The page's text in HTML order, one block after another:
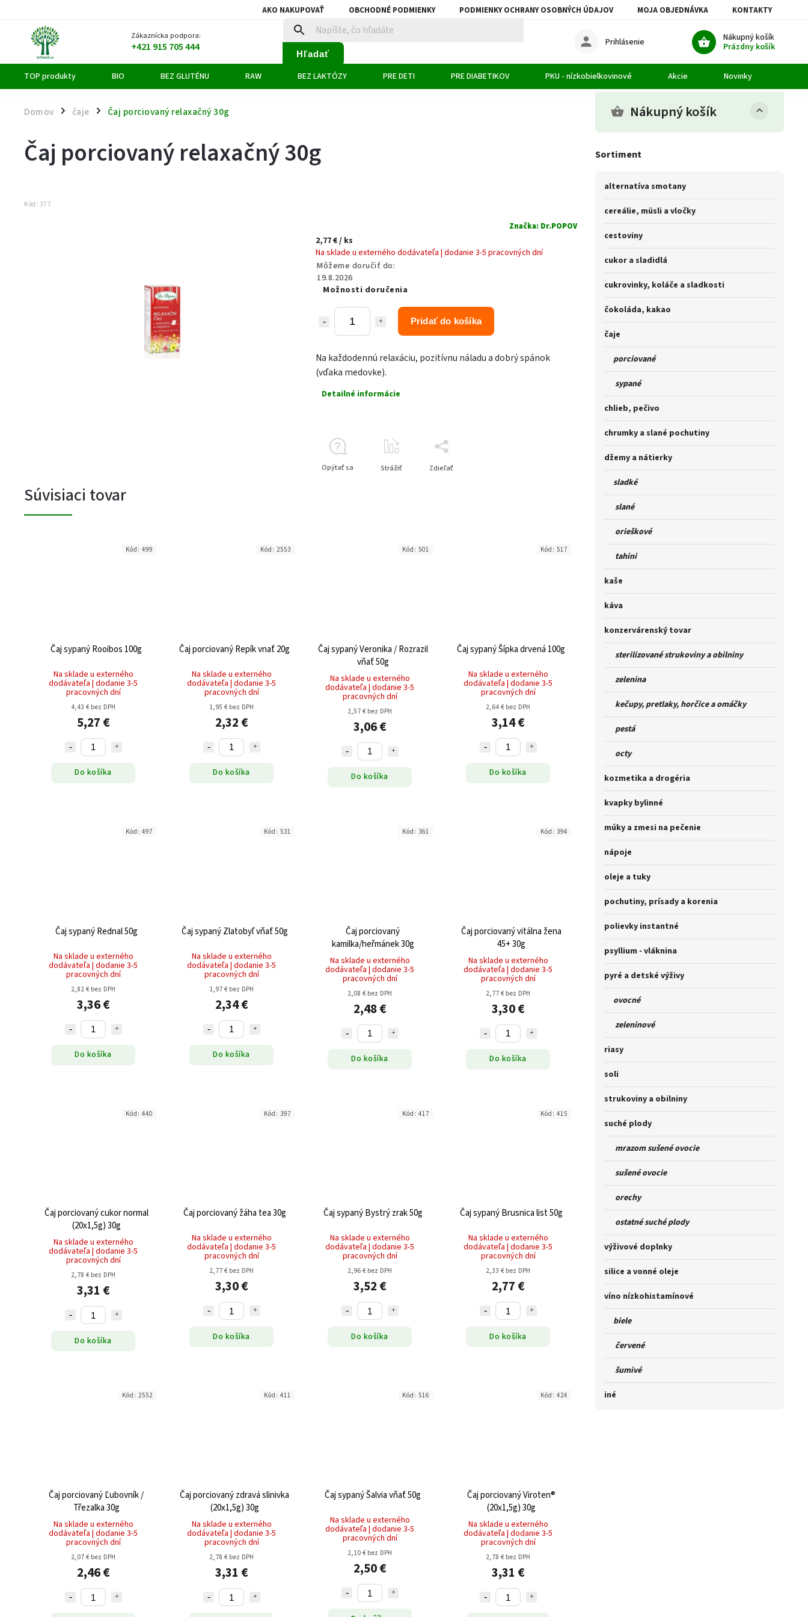
AKO NAKUPOVAŤ OBCHODNÉ PODMIENKY PODMIENKY OCHRANY OSOBNÝCH ÚDAJOV MOJA OBJEDNÁVKA KONTAKTY
Zákaznícka podpora:
+421 915 705 444 Hľadať
Nákupný košík
Prázdny košík
Prihlásenie
TOP produkty BIO BEZ GLUTÉNU RAW BEZ LAKTÓZY PRE DETI PRE DIABETIKOV PKU - nízkobielkovinové Akcie Novinky
Domov / čaje / Čaj porciovaný relaxačný 30g Nákupný košík
Sortiment
alternatíva smotany
cereálie, müsli a vločky
cestoviny
cukor a sladidlá
cukrovinky, koláče a sladkosti
čokoláda, kakao
čaje
porciované
sypané
chlieb, pečivo
chrumky a slané pochutiny
džemy a nátierky
sladké
slané
orieškové
tahini
kaše
káva
konzervárenský tovar
sterilizované strukoviny a obilniny
zelenina
kečupy, pretlaky, horčice a omáčky
pestá
octy
kozmetika a drogéria
kvapky bylinné
múky a zmesi na pečenie
nápoje
oleje a tuky
pochutiny, prísady a korenia
polievky instantné
psyllium - vláknina
pyré a detské výživy
ovocné
zeleninové
riasy
soli
strukoviny a obilniny
suché plody
mrazom sušené ovocie
sušené ovocie
orechy
ostatné suché plody
výživové doplnky
silice a vonné oleje
víno nízkohistamínové
biele
červené
šumivé
iné
Čaj porciovaný relaxačný 30g
Kód: 377
Značka: Dr.POPOV
2,77 €/ ks
Na sklade u externého dodávateľa | dodanie 3-5 pracovných dní
Môžeme doručiť do:
19.8.2026
Možnosti doručenia
Pridať do košíka
Na každodennú relaxáciu, pozitívnu náladu a dobrý spánok
(vďaka medovke).
Detailné informácie
Opýtať sa Strážiť Zdieľať
Súvisiaci tovar
Čaj sypaný Rooibos 100g
Na sklade u externého
dodávateľa | dodanie 3-5
pracovných dní
4,43 € bez DPH
5,27 €
Do košíka
Kód: 499
Čaj porciovaný Repík vnať 20g
Na sklade u externého
dodávateľa | dodanie 3-5
pracovných dní
1,95 € bez DPH
2,32 €
Do košíka
Kód: 2553
Čaj sypaný Veronika / Rozrazil
vňať 50g
Na sklade u externého
dodávateľa | dodanie 3-5
pracovných dní
2,57 € bez DPH
3,06 €
Do košíka
Kód: 501
Čaj sypaný Šípka drvená 100g
Na sklade u externého
dodávateľa | dodanie 3-5
pracovných dní
2,64 € bez DPH
3,14 €
Do košíka
Kód: 517
Čaj sypaný Rednal 50g
Na sklade u externého
dodávateľa | dodanie 3-5
pracovných dní
2,82 € bez DPH
3,36 €
Do košíka
Kód: 497
Čaj sypaný Zlatobyľ vňať 50g
Na sklade u externého
dodávateľa | dodanie 3-5
pracovných dní
1,97 € bez DPH
2,34 €
Do košíka
Kód: 531
Čaj porciovaný
kamilka/heřmánek 30g
Na sklade u externého
dodávateľa | dodanie 3-5
pracovných dní
2,08 € bez DPH
2,48 €
Do košíka
Kód: 361
Čaj porciovaný vitálna žena
45+ 30g
Na sklade u externého
dodávateľa | dodanie 3-5
pracovných dní
2,77 € bez DPH
3,30 €
Do košíka
Kód: 394
Čaj porciovaný cukor normal
(20x1,5g) 30g
Na sklade u externého
dodávateľa | dodanie 3-5
pracovných dní
2,78 € bez DPH
3,31 €
Do košíka
Kód: 440
Čaj porciovaný žáha tea 30g
Na sklade u externého
dodávateľa | dodanie 3-5
pracovných dní
2,77 € bez DPH
3,30 €
Do košíka
Kód: 397
Čaj sypaný Bystrý zrak 50g
Na sklade u externého
dodávateľa | dodanie 3-5
pracovných dní
2,96 € bez DPH
3,52 €
Do košíka
Kód: 417
Čaj sypaný Brusnica list 50g
Na sklade u externého
dodávateľa | dodanie 3-5
pracovných dní
2,33 € bez DPH
2,77 €
Do košíka
Kód: 415
Čaj porciovaný Ľubovník /
Třezalka 30g
Na sklade u externého
dodávateľa | dodanie 3-5
pracovných dní
2,07 € bez DPH
2,46 €
Kód: 2552
Čaj porciovaný zdravá slinivka
(20x1,5g) 30g
Na sklade u externého
dodávateľa | dodanie 3-5
pracovných dní
2,78 € bez DPH
3,31 €
Kód: 411
Čaj sypaný Šalvia vňať 50g
Na sklade u externého
dodávateľa | dodanie 3-5
pracovných dní
2,10 € bez DPH
2,50 €
Kód: 516
Čaj porciovaný Viroten®
(20x1,5g) 30g
Na sklade u externého
dodávateľa | dodanie 3-5
pracovných dní
2,78 € bez DPH
3,31 €
Kód: 424